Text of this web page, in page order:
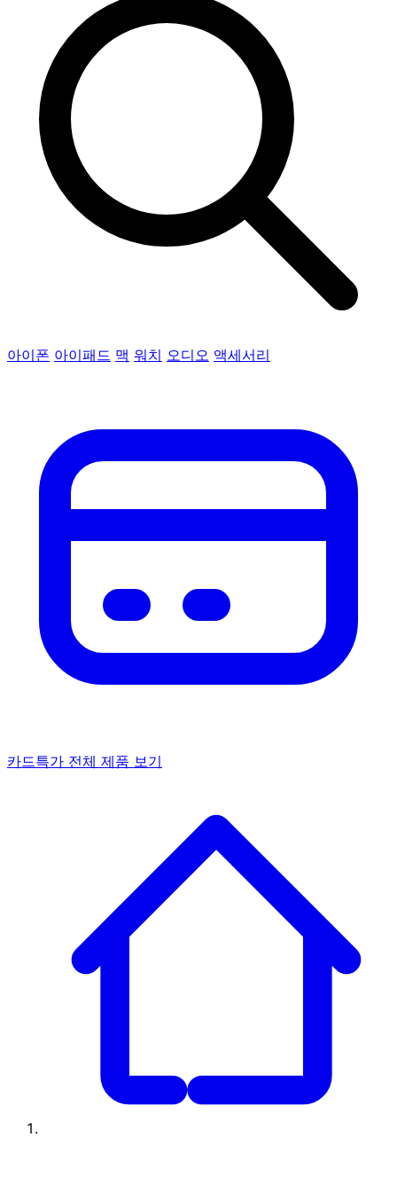
아이폰 아이패드 맥 워치 오디오 액세서리
카드특가 전체 제품 보기